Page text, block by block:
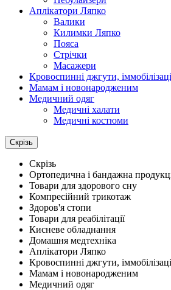
Аплікатори Ляпко
Валики
Килимки Ляпко
Пояса
Стрічки
Масажери
Кровоспинні джгути,
Мамам і новонародженим
Медичний одяг
Медичні халати
Медичні костюми
Скрізь
Скрізь
Ортопедична і бандажна
Товари для здорового сну
Компресійний трикотаж
Здоров'я стопи
Товари для реабілітації
Кисневе обладнання
Домашня медтехніка
Аплікатори Ляпко
Кровоспинні джгути,
Мамам і новонародженим
Медичний одяг